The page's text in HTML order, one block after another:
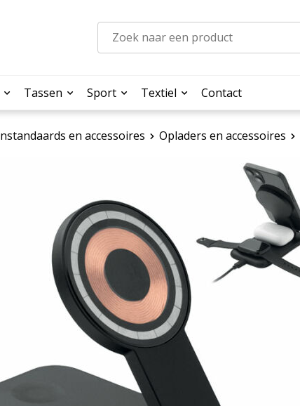
Tassen Sport Textiel Contact
en accessoires Opladers en accessoires